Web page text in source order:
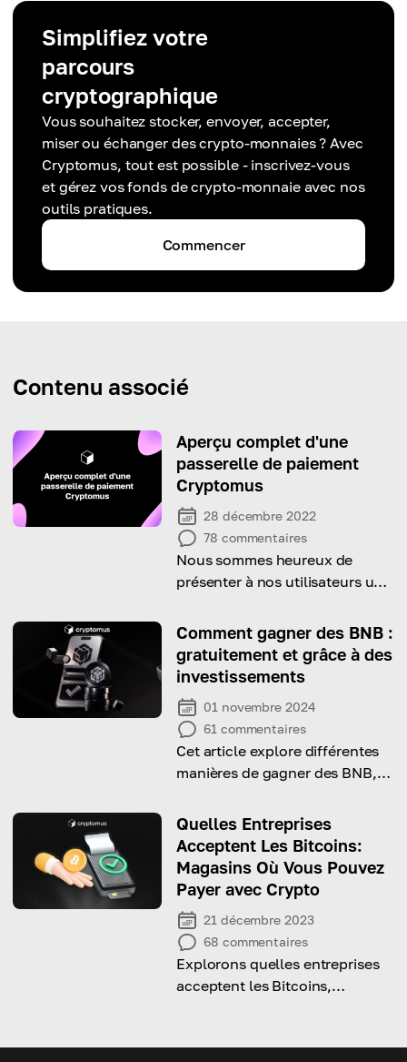
Simplifiez votre
parcours
cryptographique
Vous souhaitez stocker, envoyer, accepter,
miser ou échanger des crypto-monnaies ? Avec
Cryptomus, tout est possible - inscrivez-vous
et gérez vos fonds de crypto-monnaie avec nos
outils pratiques.
Commencer
Contenu associé
Aperçu complet d'une
passerelle de paiement
Cryptomus
28 décembre 2022
78 commentaires
Nous sommes heureux de
présenter à nos utilisateurs un
solution de passerelle de
paiement en crypto-monnaie
Cryptomus.
Comment gagner des BNB :
gratuitement et grâce à des
investissements
01 novembre 2024
61 commentaires
Cet article explore différentes
manières de gagner des BNB,
stratégies d'investissement.
Quelles Entreprises
Acceptent Les Bitcoins:
Magasins Où Vous Pouvez
Payer avec Crypto
21 décembre 2023
68 commentaires
Explorons quelles entreprises
acceptent les Bitcoins,
tendances qui façonnent leur